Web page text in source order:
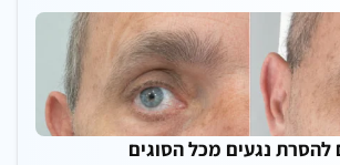
להסרת נגעים מכל הסוגים